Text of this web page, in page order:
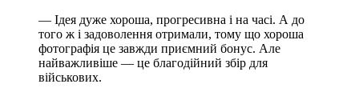
— Ідея дуже хороша, прогресивна і на часі. А до
того ж і задоволення отримали, тому що хороша
фотографія це завжди приємний бонус. Але
найважливіше — це благодійний збір для
військових.